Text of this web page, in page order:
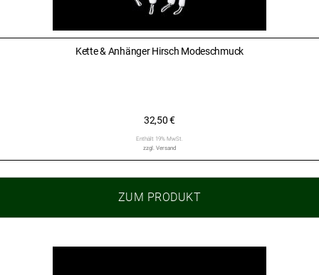
Kette & Anhänger Hirsch Modeschmuck
32,50€
Enthält 19% MwSt.
zzgl. Versand
ZUM PRODUKT